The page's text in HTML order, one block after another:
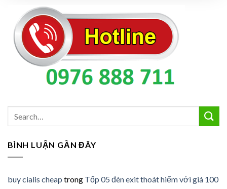
BÌNH LUẬN GẦN ĐÂY
buy cialis cheap trong Tốp 05 đèn exit thoát hiểm với giá 100